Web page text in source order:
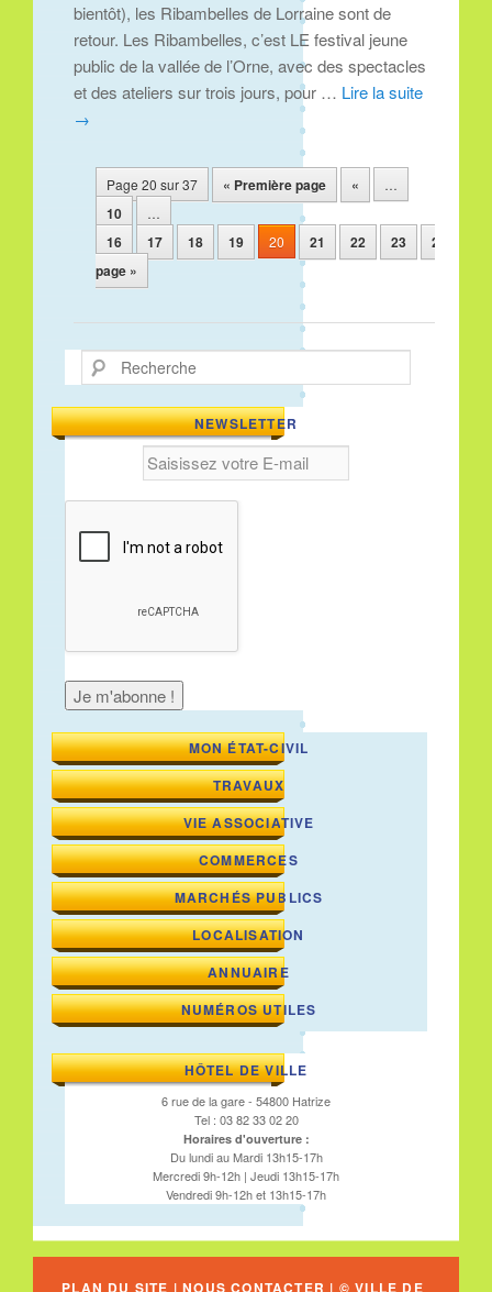
bientôt), les Ribambelles de Lorraine sont de
retour. Les Ribambelles, c’est LE festival jeune
public de la vallée de l’Orne, avec des spectacles
et des ateliers sur trois jours, pour … Lire la suite
→
Navigation des articles
Page 20 sur 37 « Première page « …
10 …
16 17 18 19 20 21 22 23 24
page »
Recherche
NEWSLETTER
MON ÉTAT-CIVIL
TRAVAUX
VIE ASSOCIATIVE
COMMERCES
MARCHÉS PUBLICS
LOCALISATION
ANNUAIRE
NUMÉROS UTILES
HÔTEL DE VILLE
6 rue de la gare - 54800 Hatrize
Tel : 03 82 33 02 20
Horaires d'ouverture :
Du lundi au Mardi 13h15-17h
Mercredi 9h-12h | Jeudi 13h15-17h
Vendredi 9h-12h et 13h15-17h
PLAN DU SITE |NOUS CONTACTER | © VILLE DE